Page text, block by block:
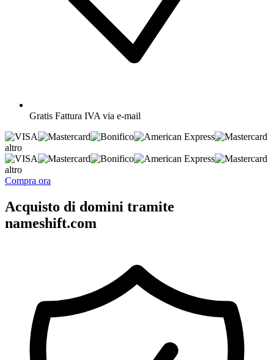
Gratis Fattura IVA via e-mail
altro
altro
Compra ora
Acquisto di domini tramite
nameshift.com